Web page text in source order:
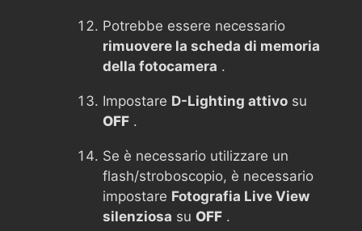
Potrebbe essere necessario
rimuovere la scheda di memoria
della fotocamera .
Impostare D-Lighting attivo su
OFF .
Se è necessario utilizzare un
flash/stroboscopio, è necessario
impostare Fotografia Live View
silenziosa su OFF .